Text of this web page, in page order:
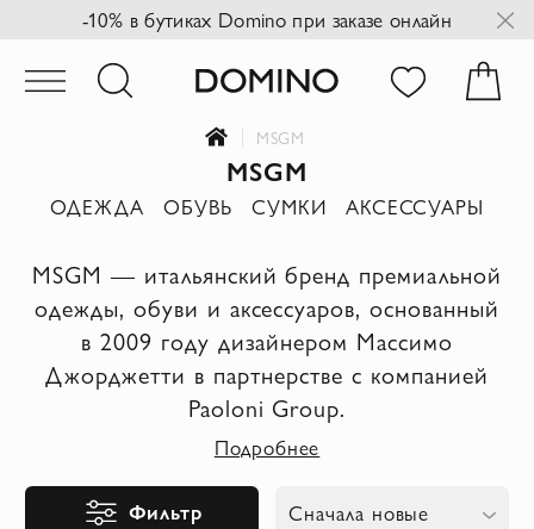
-10% в бутиках Domino при заказе онлайн
MSGM
MSGM
ОДЕЖДА ОБУВЬ СУМКИ АКСЕССУАРЫ
MSGM — итальянский бренд премиальной
одежды, обуви и аксессуаров, основанный
в 2009 году дизайнером Массимо
Джорджетти в партнерстве с компанией
Paoloni Group.
Подробнее
Фильтр Сначала новые